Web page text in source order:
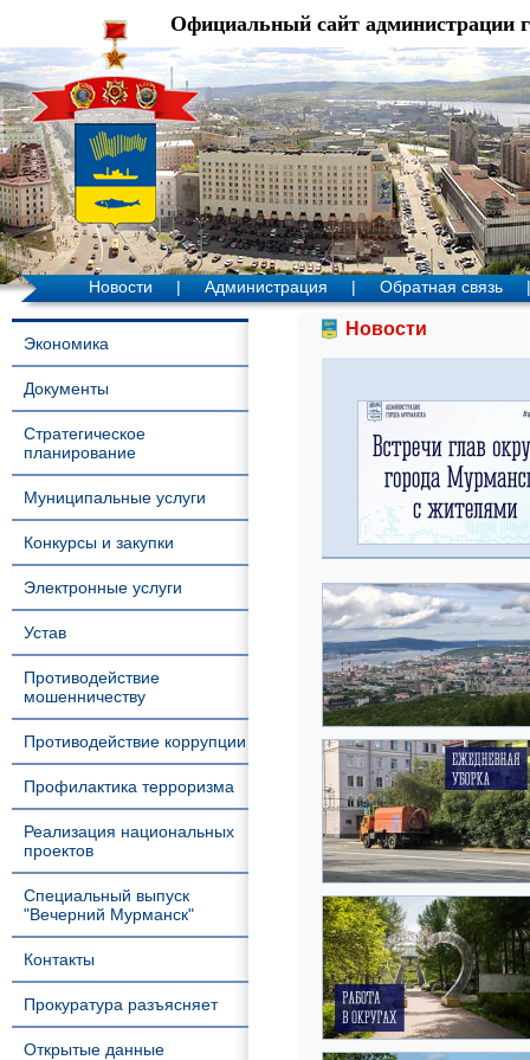
Официальный сайт администрации
Новости | Администрация | Обратная связь |
Экономика
Документы
Стратегическое
планирование
Муниципальные услуги
Конкурсы и закупки
Электронные услуги
Устав
Противодействие
мошенничеству
Противодействие коррупции
Профилактика терроризма
Реализация национальных
проектов
Специальный выпуск
"Вечерний Мурманск"
Контакты
Прокуратура разъясняет
Открытые данные
Новости